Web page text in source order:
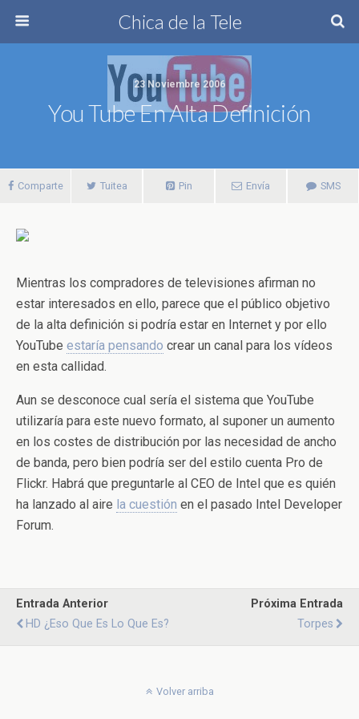
Chica de la Tele
23 Noviembre 2006
You Tube En Alta Definición
Comparte Tuitea Pin Envía SMS
Mientras los compradores de televisiones afirman no
estar interesados en ello, parece que el público objetivo
de la alta definición si podría estar en Internet y por ello
YouTube estaría pensando crear un canal para los vídeos
en esta callidad.
Aun se desconoce cual sería el sistema que YouTube
utilizaría para este nuevo formato, al suponer un aumento
en los costes de distribución por las necesidad de ancho
de banda, pero bien podría ser del estilo cuenta Pro de
Flickr. Habrá que preguntarle al CEO de Intel que es quién
ha lanzado al aire la cuestión en el pasado Intel Developer
Forum.
Entrada Anterior
HD ¿Eso Que Es Lo Que Es?
Próxima Entrada
Torpes
Volver arriba